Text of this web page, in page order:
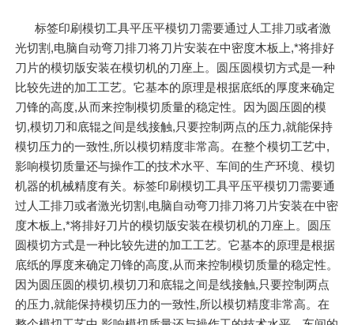
标签印刷模切工具平压平模切刀需要通过人工排刀或者激
光切割,电脑自动弯刀排刀将刀片安装在中密度木板上,*将排好
刀片的模切版安装在模切机的刀座上。圆压圆模切方式是一种
比较先进的加工工艺。它基本的原理是根据底纸的厚度来确定
刀锋的高度,从而来控制模切质量的稳定性。因为圆压圆的模
切,模切刀和底辊之间是线接触,只要控制两点的压力,就能保持
模切压力的一致性,所以模切精度非常高。在整个模切工艺中,
影响模切质量还与操作工的技术水平、车间的生产环境、模切
机器的机械精度有关。标签印刷模切工具平压平模切刀需要通
过人工排刀或者激光切割,电脑自动弯刀排刀将刀片安装在中密
度木板上,*将排好刀片的模切版安装在模切机的刀座上。圆压
圆模切方式是一种比较先进的加工工艺。它基本的原理是根据
底纸的厚度来确定刀锋的高度,从而来控制模切质量的稳定性。
因为圆压圆的模切,模切刀和底辊之间是线接触,只要控制两点
的压力,就能保持模切压力的一致性,所以模切精度非常高。在